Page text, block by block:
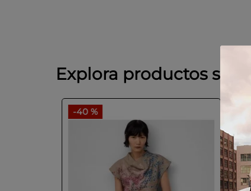
Explora productos
-40 %